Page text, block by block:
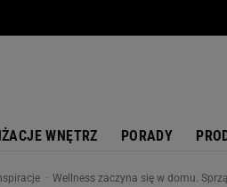
WNĘTRZ PORADY
Wellness zaczyna się w domu.